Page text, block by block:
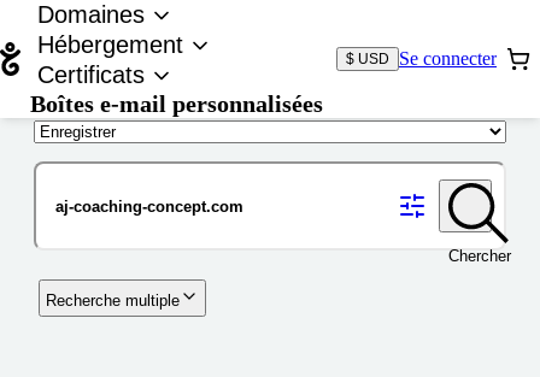
Domaines
Hébergement
Certificats
Boîtes e-mail personnalisées
$ USD Se connecter
Chercher
Recherche multiple